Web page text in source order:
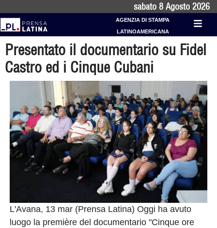
sabato 8 Agosto 2026
AGENZIA DI STAMPA
LATINOAMERICANA
Presentato il documentario su Fidel
Castro ed i Cinque Cubani
L'Avana, 13 mar (Prensa Latina) Oggi ha avuto
luogo la première del documentario "Cinque ore